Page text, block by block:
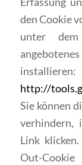
den Cookie
unter
installieren:
http://
Sie können
verhindern,
Link
Out-